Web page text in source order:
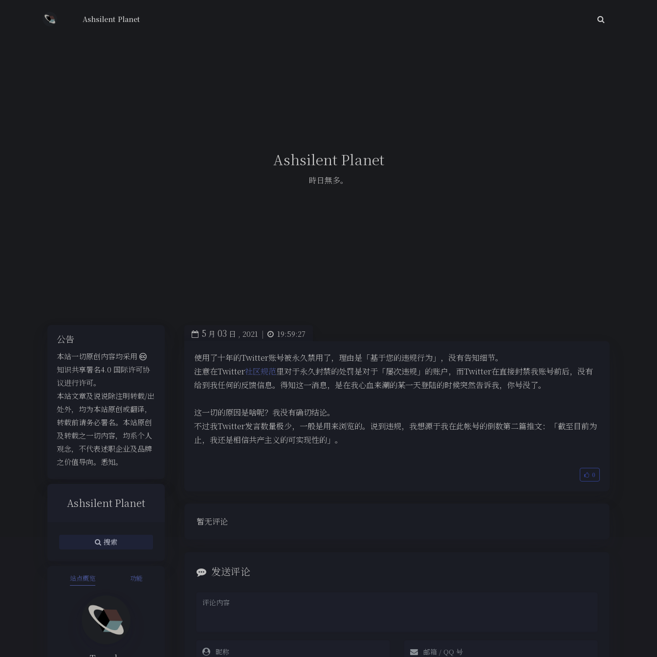
Ashsilent Planet
Ashsilent Planet
時日無多。
公告
本站一切原创内容均采用
知识共享署名4.0 国际许可协
议进行许可。
本站文章及说说除注明转载/出
处外，均为本站原创或翻译，
转载前请务必署名。本站原创
及转载之一切内容，均系个人
观念，不代表述职企业及品牌
之价值导向。悉知。
Ashsilent Planet
搜索
站点概览 功能
5 月 03 日 , 2021 | 19:59:27
使用了十年的Twitter账号被永久禁用了，理由是「基于您的违规行为」，没有告知细节。
注意在Twitter社区规范里对于永久封禁的处罚是对于「屡次违规」的账户，而Twitter在直接封禁我账号前后，没有
给到我任何的反馈信息。得知这一消息，是在我心血来潮的某一天登陆的时候突然告诉我，你号没了。
这一切的原因是啥呢？我没有确切结论。
不过我Twitter发言数量极少，一般是用来浏览的。说到违规，我想源于我在此帐号的倒数第二篇推文：「截至目前为
止，我还是相信共产主义的可实现性的」。
0
暂无评论
发送评论